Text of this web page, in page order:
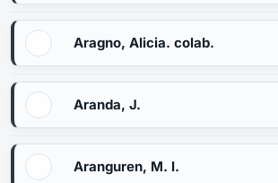
Aragno, Alicia. colab.
Aranda, J.
Aranguren, M. I.